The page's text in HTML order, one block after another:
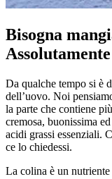
Bisogna
Da qualche tempo si è
dell’uovo. Noi
la parte che contiene
cremosa, buonissima
acidi grassi essenziali.
ce lo chiedessi.
La colina è un